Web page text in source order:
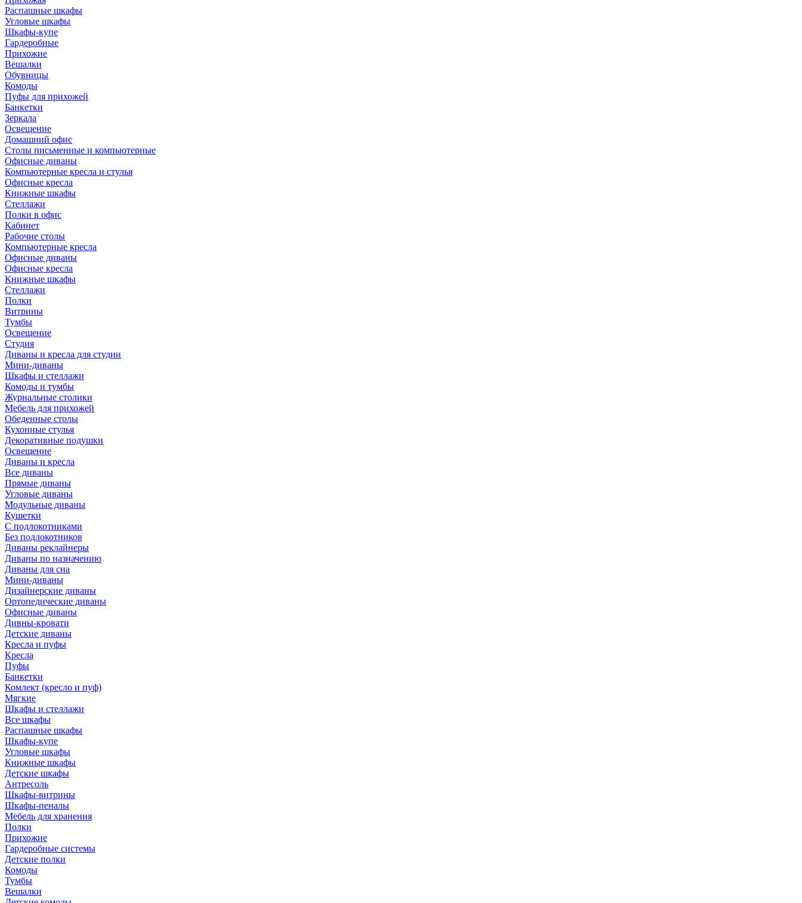
Распашные шкафы
Угловые шкафы
Шкафы-купе
Гардеробные
Прихожие
Вешалки
Обувницы
Комоды
Пуфы для прихожей
Банкетки
Зеркала
Освещение
Домашний офис
Столы письменные и компьютерные
Офисные диваны
Компьютерные кресла и стулья
Офисные кресла
Книжные шкафы
Стеллажи
Полки в офис
Кабинет
Рабочие столы
Компьютерные кресла
Офисные диваны
Офисные кресла
Книжные шкафы
Стеллажи
Полки
Витрины
Тумбы
Освещение
Студия
Диваны и кресла для студии
Мини-диваны
Шкафы и стеллажи
Комоды и тумбы
Журнальные столики
Мебель для прихожей
Обеденные столы
Кухонные стулья
Декоративные подушки
Освещение
Диваны и кресла
Все диваны
Прямые диваны
Угловые диваны
Модульные диваны
Кушетки
С подлокотниками
Без подлокотников
Диваны реклайнеры
Диваны по назначению
Диваны для сна
Мини-диваны
Дизайнерские диваны
Ортопедические диваны
Офисные диваны
Дивны-кровати
Детские диваны
Кресла и пуфы
Кресла
Пуфы
Банкетки
Комлект (кресло и пуф)
Мягкие
Шкафы и стеллажи
Все шкафы
Распашные шкафы
Шкафы-купе
Угловые шкафы
Книжные шкафы
Детские шкафы
Антресоль
Шкафы-витрины
Шкафы-пеналы
Мебель для хранения
Полки
Прихожие
Гардеробные системы
Детские полки
Комоды
Тумбы
Вешалки